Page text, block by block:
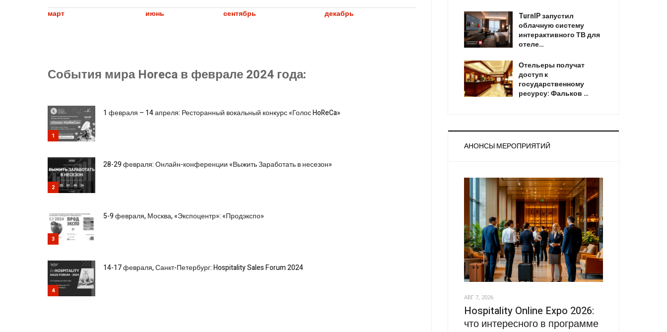
март
июнь сентябрь декабрь
События мира Horeca в феврале 2024 года:
1
1 февраля – 14 апреля: Ресторанный вокальный конкурс «Голос HoReCa»
2
28-29 февраля: Онлайн-конференции «Выжить Заработать в несезон»
3
5-9 февраля, Москва, «Экспоцентр»: «Продэкспо»
4
14-17 февраля, Санкт-Петербург: Hospitality Sales Forum 2024
TurnIP запустил
облачную систему
интерактивного ТВ для
отеле…
Отельеры получат
доступ к
государственному
ресурсу: Фальков …
АНОНСЫ МЕРОПРИЯТИЙ
АВГ 7, 2026
Hospitality Online Expo 2026:
что интересного в программе